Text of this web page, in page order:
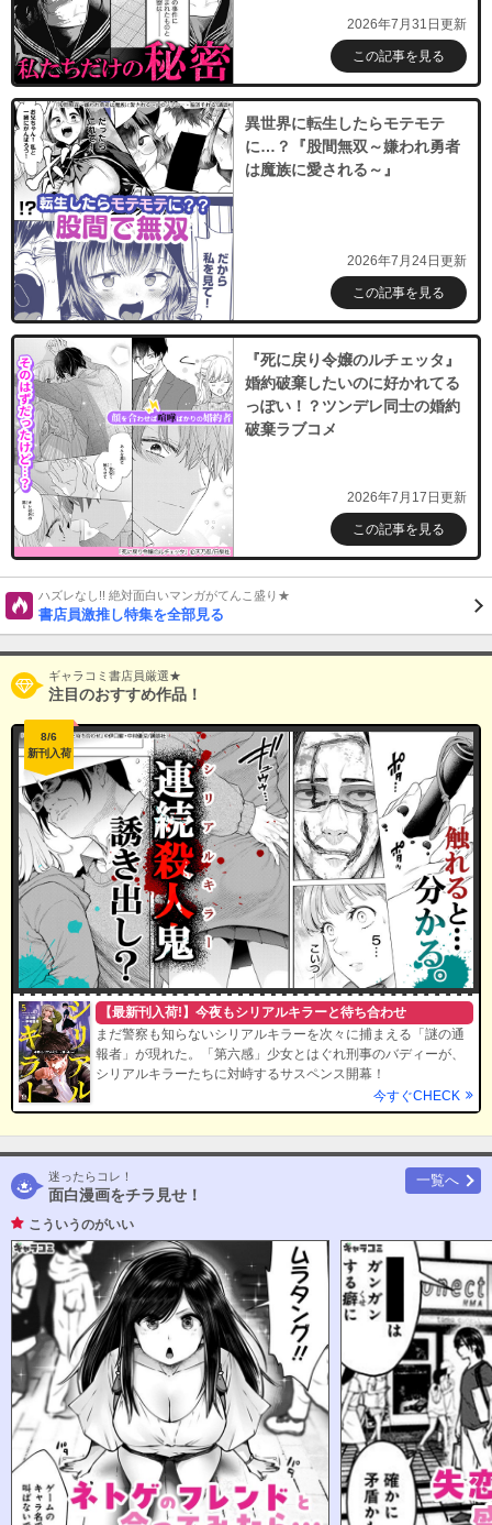
2026年7月31日更新
この記事を見る
異世界に転生したらモテモテ
に…？『股間無双～嫌われ勇者
は魔族に愛される～』
2026年7月24日更新
この記事を見る
『死に戻り令嬢のルチェッタ』
婚約破棄したいのに好かれてる
っぽい！？ツンデレ同士の婚約
破棄ラブコメ
2026年7月17日更新
この記事を見る
ハズレなし!! 絶対面白いマンガがてんこ盛り★
書店員激推し特集を全部見る
ギャラコミ書店員厳選★
注目のおすすめ作品！
8/6
新刊入荷
【最新刊入荷!】今夜もシリアルキラーと待ち合わせ
まだ警察も知らないシリアルキラーを次々に捕まえる「謎の通
報者」が現れた。「第六感」少女とはぐれ刑事のバディーが、
シリアルキラーたちに対峙するサスペンス開幕！
今すぐCHECK
迷ったらコレ！
面白漫画をチラ見せ！
一覧へ
こういうのがいい